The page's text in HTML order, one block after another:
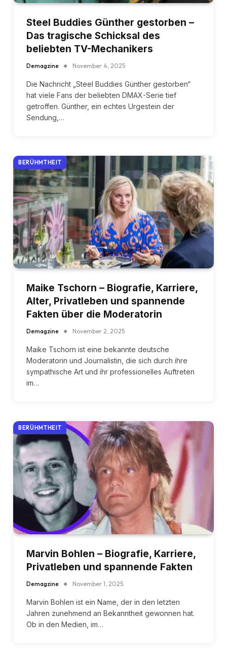
Steel Buddies Günther gestorben –
Das tragische Schicksal des
beliebten TV-Mechanikers
Demagzine November 4, 2025
Die Nachricht „Steel Buddies Günther gestorben“
hat viele Fans der beliebten DMAX-Serie tief
getroffen. Günther, ein echtes Urgestein der
Sendung,…
BERÜHMTHEIT
Maike Tschorn – Biografie, Karriere,
Alter, Privatleben und spannende
Fakten über die Moderatorin
Demagzine November 2, 2025
Maike Tschorn ist eine bekannte deutsche
Moderatorin und Journalistin, die sich durch ihre
sympathische Art und ihr professionelles Auftreten
im…
BERÜHMTHEIT
Marvin Bohlen – Biografie, Karriere,
Privatleben und spannende Fakten
Demagzine November 1, 2025
Marvin Bohlen ist ein Name, der in den letzten
Jahren zunehmend an Bekanntheit gewonnen hat.
Ob in den Medien, im…